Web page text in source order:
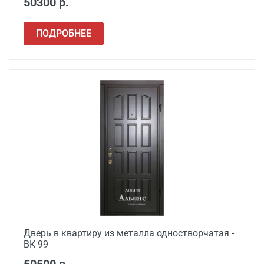
ПОДРОБНЕЕ
Дверь в квартиру из металла одностворчатая -
ВК 99